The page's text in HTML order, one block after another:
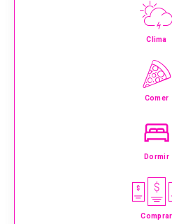
Clima
Comer
Dormir
Comprar